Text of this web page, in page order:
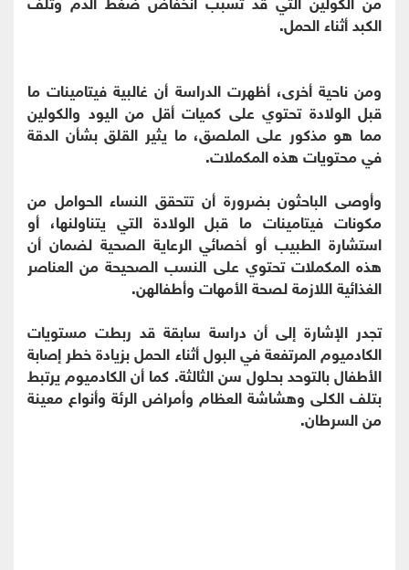
الكبد أثناء الحمل.
ومن ناحية أخرى، أظهرت الدراسة أن غالبية فيتامينات ما
قبل الولادة تحتوي على كميات أقل من اليود والكولين
مما هو مذكور على الملصق، ما يثير القلق بشأن الدقة
في محتويات هذه المكملات.
وأوصى الباحثون بضرورة أن تتحقق النساء الحوامل من
مكونات فيتامينات ما قبل الولادة التي يتناولنها، أو
استشارة الطبيب أو أخصائي الرعاية الصحية لضمان أن
هذه المكملات تحتوي على النسب الصحيحة من العناصر
الغذائية اللازمة لصحة الأمهات وأطفالهن.
تجدر الإشارة إلى أن دراسة سابقة قد ربطت مستويات
الكادميوم المرتفعة في البول أثناء الحمل بزيادة خطر إصابة
الأطفال بالتوحد بحلول سن الثالثة. كما أن الكادميوم يرتبط
بتلف الكلى وهشاشة العظام وأمراض الرئة وأنواع معينة
من السرطان.